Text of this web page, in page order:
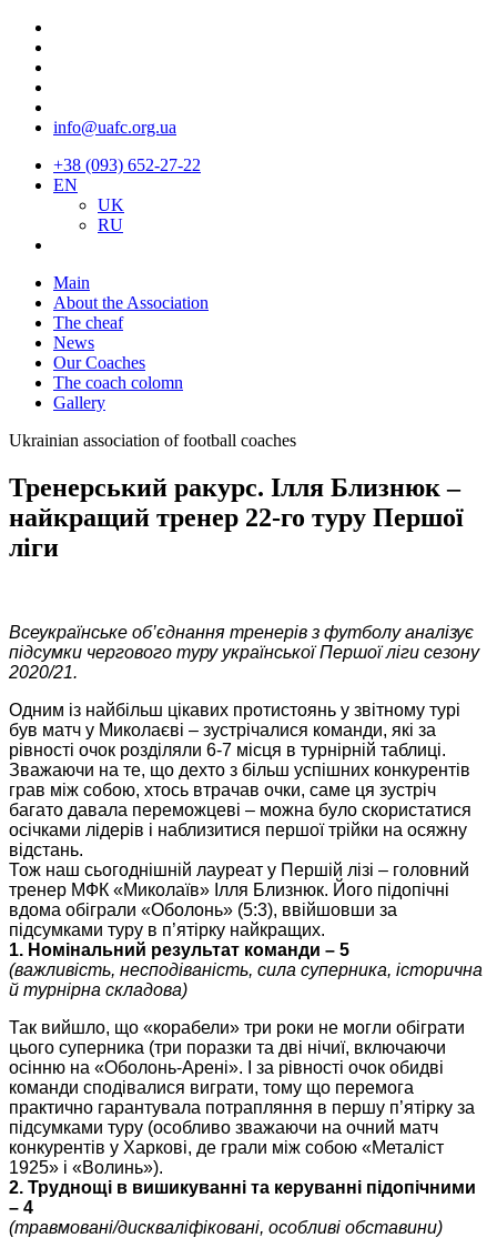
info@uafc.org.ua
+38 (093) 652-27-22
EN
UK
RU
Main
About the Association
The cheaf
News
Our Coaches
The coach colomn
Gallery
Ukrainian association of football coaches
Тренерський ракурс. Ілля Близнюк –
найкращий тренер 22-го туру Першої
ліги
Всеукраїнське об’єднання тренерів з футболу аналізує
підсумки чергового туру української Першої ліги сезону
2020/21.
Одним із найбільш цікавих протистоянь у звітному турі
був матч у Миколаєві – зустрічалися команди, які за
рівності очок розділяли 6-7 місця в турнірній таблиці.
Зважаючи на те, що дехто з більш успішних конкурентів
грав між собою, хтось втрачав очки, саме ця зустріч
багато давала переможцеві – можна було скористатися
осічками лідерів і наблизитися першої трійки на осяжну
відстань.
Тож наш сьогоднішній лауреат у Першій лізі – головний
тренер МФК «Миколаїв» Ілля Близнюк. Його підопічні
вдома обіграли «Оболонь» (5:3), ввійшовши за
підсумками туру в п’ятірку найкращих.
1. Номінальний результат команди – 5
(важливість, несподіваність, сила суперника, історична
й турнірна складова)
Так вийшло, що «корабели» три роки не могли обіграти
цього суперника (три поразки та дві нічиї, включаючи
осінню на «Оболонь-Арені». І за рівності очок обидві
команди сподівалися виграти, тому що перемога
практично гарантувала потрапляння в першу п’ятірку за
підсумками туру (особливо зважаючи на очний матч
конкурентів у Харкові, де грали між собою «Металіст
1925» і «Волинь»).
2. Труднощі в вишикуванні та керуванні підопічними
– 4
(травмовані/дискваліфіковані, особливі обставини)